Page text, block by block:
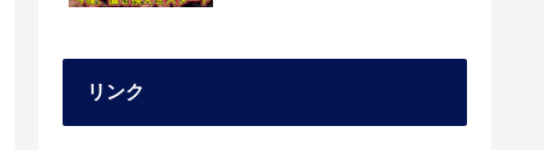
リンク